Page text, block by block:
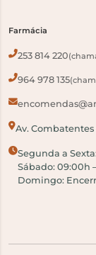
Farmácia
253 814 220
964 978 135
Av. Combatentes
Segunda a
Sábado: 09:00h
Domingo: